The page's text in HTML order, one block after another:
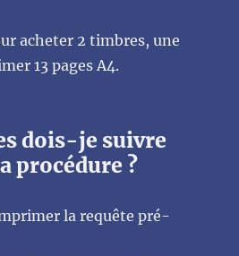
acheter 2 timbres, une
13 pages A4.
dois-je suivre
procédure ?
la requête pré-